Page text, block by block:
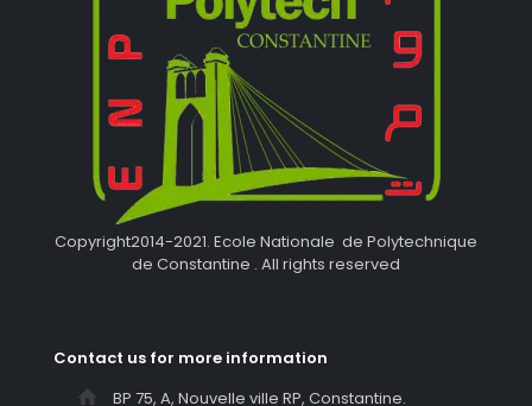
Copyright2014-2021. Ecole Nationale de Polytechnique
de Constantine . All rights reserved
Contact us for more information
BP 75, A, Nouvelle ville RP, Constantine.